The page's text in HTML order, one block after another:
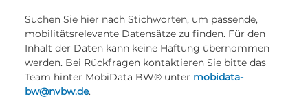
Suchen Sie hier nach Stichworten, um passende,
mobilitätsrelevante Datensätze zu finden. Für den
Inhalt der Daten kann keine Haftung übernommen
werden. Bei Rückfragen kontaktieren Sie bitte das
Team hinter MobiData BW® unter mobidata-
bw@nvbw.de.